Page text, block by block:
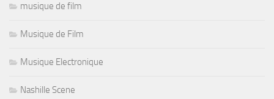
musique de film
Musique de Film
Musique Electronique
Nashille Scene